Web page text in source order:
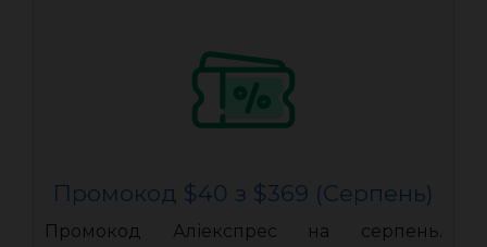
Промокод $40 з $369 (Серпень)
Промокод Аліекспрес на серпень.